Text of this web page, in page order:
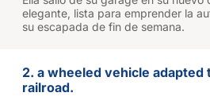
elegante, lista para emprender la
su escapada de fin de semana.
2. a wheeled vehicle adapted
railroad.